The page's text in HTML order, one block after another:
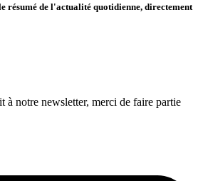
résumé de l'actualité quotidienne, directement
à notre newsletter, merci de faire partie